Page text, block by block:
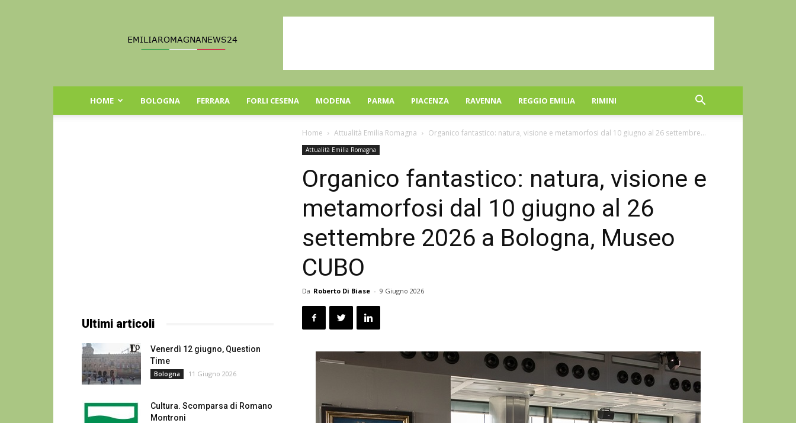
Romagna
HOME BOLOGNA FERRARA FORLI CESENA MODENA PARMA PIACENZA RAVENNA REGGIO EMILIA RIMINI
Home Attualità Emilia Romagna Organico fantastico: natura, visione e metamorfosi dal 10 giugno al 26 settembre...
Attualità Emilia Romagna
Organico fantastico: natura, visione e
metamorfosi dal 10 giugno al 26
settembre 2026 a Bologna, Museo
CUBO
Da Roberto Di Biase - 9 Giugno 2026
Ultimi articoli
Venerdì 12 giugno, Question
Time
Bologna 11 Giugno 2026
Cultura. Scomparsa di Romano
Montroni